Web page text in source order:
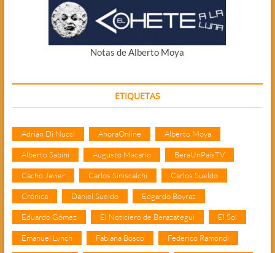
Notas de Alberto Moya
ETIQUETAS
Adrián Di Nucci AhoraOnline Alberto Moya
Alberto Sabini Augusto Macario BeraUnPaisTV
Cacho Javier Carlos Siniscalchi Carlos Sueldo
Crónica Daniel Sueldo Edgardo Boyraz
Eduardo Gómez El Noticiero de Berazategui El Sol
Emanuel Lynch Fabiana Bosco Federico Ramondi